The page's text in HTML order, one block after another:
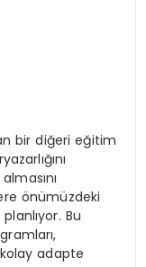
bir diğeri eğitim
önümüzdeki
Bu
adapte